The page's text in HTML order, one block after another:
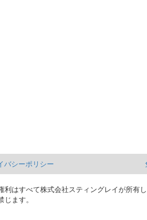
バシーポリシー
はすべて株式会社スティングレイが所有し
ます。